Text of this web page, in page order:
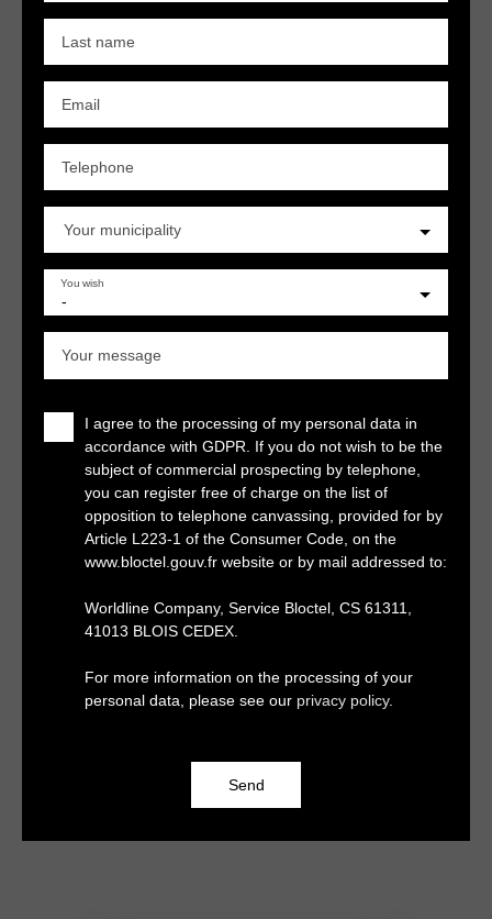
Last name
Email
Telephone
Your municipality
-
You wish
Your message
I agree to the processing of my personal data in
accordance with GDPR. If you do not wish to be the
subject of commercial prospecting by telephone,
you can register free of charge on the list of
opposition to telephone canvassing, provided for by
Article L223-1 of the Consumer Code, on the
www.bloctel.gouv.fr website or by mail addressed to:
Worldline Company, Service Bloctel, CS 61311,
41013 BLOIS CEDEX.
For more information on the processing of your
personal data, please see our privacy policy.
Send